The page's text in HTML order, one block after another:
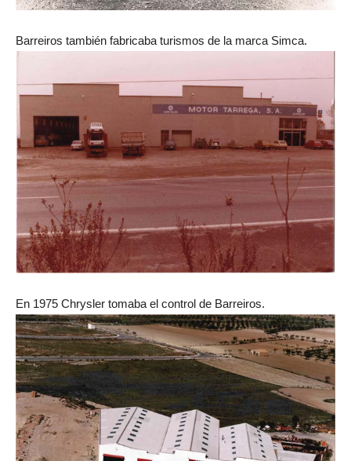
Barreiros también fabricaba turismos de la marca Simca.
En 1975 Chrysler tomaba el control de Barreiros.